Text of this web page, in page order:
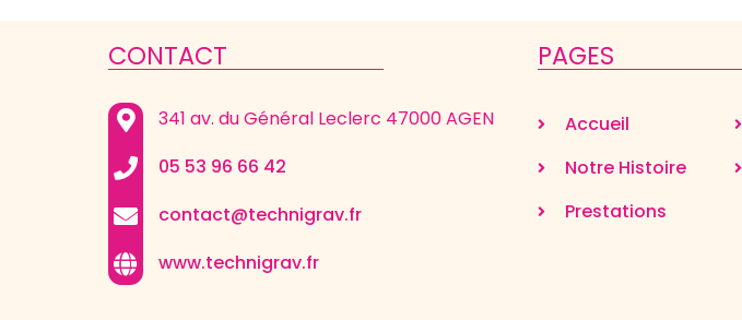
CONTACT
341 av. du Général Leclerc 47000 AGEN
05 53 96 66 42
contact@technigrav.fr
www.technigrav.fr
PAGES
Accueil
Notre Histoire
Prestations